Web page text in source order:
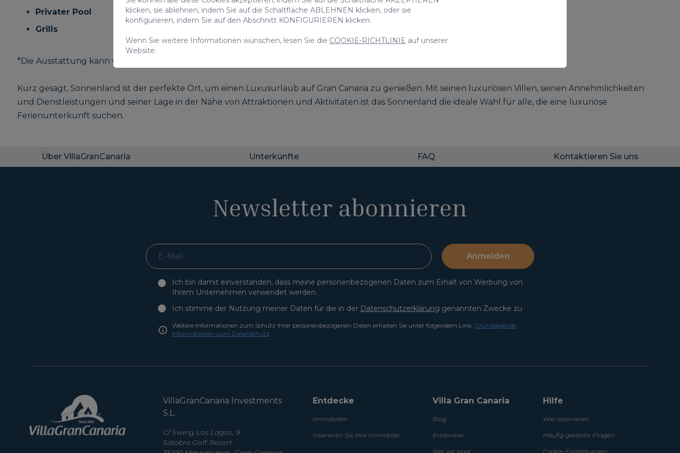
Privater Pool
Grills
*Die Ausstattung kann von Villa zu Villa variieren.
Kurz gesagt, Sonnenland ist der perfekte Ort, um einen Luxusurlaub auf Gran Canaria zu genießen. Mit seinen luxuriösen Villen, seinen Annehmlichkeiten
und Dienstleistungen und seiner Lage in der Nähe von Attraktionen und Aktivitäten ist das Sonnenland die ideale Wahl für alle, die eine luxuriöse
Ferienunterkunft suchen.
Über VillaGranCanaria Unterkünfte FAQ Kontaktieren Sie uns
Newsletter abonnieren
Anmelden
Ich bin damit einverstanden, dass meine personenbezogenen Daten zum Erhalt von Werbung von
Ihrem Unternehmen verwendet werden.
Ich stimme der Nutzung meiner Daten für die in der Datenschutzerklärung genannten Zwecke zu
Weitere Informationen zum Schutz Ihrer personenbezogenen Daten erhalten Sie unter folgendem Link: Grundlegende
Informationen zum Datenschutz
VillaGranCanaria Investments
S.L.
C/ Swing Los Lagos, 9
Salobre Golf Resort
Entdecke
Immobilien
Inserieren Sie Ihre Immobilie
Villa Gran Canaria
Blog
Erlebnisse
Wer wir sind
Hilfe
Wie reservieren
Häufig gestellte Fragen
Cookie-Einstellungen
klicken, sie ablehnen, indem Sie auf die Schaltfläche ABLEHNEN klicken, oder sie
konfigurieren, indem Sie auf den Abschnitt KONFIGURIEREN klicken.
Wenn Sie weitere Informationen wünschen, lesen Sie die COOKIE-RICHTLINIE auf unserer
Website.